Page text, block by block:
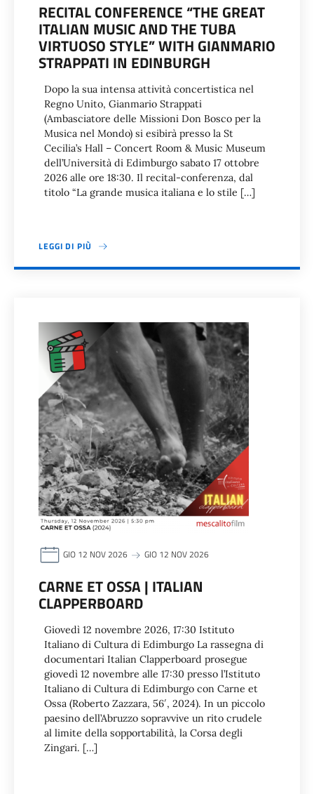
RECITAL CONFERENCE “THE GREAT
ITALIAN MUSIC AND THE TUBA
VIRTUOSO STYLE” WITH GIANMARIO
STRAPPATI IN EDINBURGH
Dopo la sua intensa attività concertistica nel
Regno Unito, Gianmario Strappati
(Ambasciatore delle Missioni Don Bosco per la
Musica nel Mondo) si esibirà presso la St
Cecilia’s Hall – Concert Room & Music Museum
dell’Università di Edimburgo sabato 17 ottobre
2026 alle ore 18:30. Il recital-conferenza, dal
titolo “La grande musica italiana e lo stile […]
LEGGI DI PIÙ
GIO 12 NOV 2026 GIO 12 NOV 2026
CARNE ET OSSA | ITALIAN
CLAPPERBOARD
Giovedì 12 novembre 2026, 17:30 Istituto
Italiano di Cultura di Edimburgo La rassegna di
documentari Italian Clapperboard prosegue
giovedì 12 novembre alle 17:30 presso l’Istituto
Italiano di Cultura di Edimburgo con Carne et
Ossa (Roberto Zazzara, 56′, 2024). In un piccolo
paesino dell’Abruzzo sopravvive un rito crudele
al limite della sopportabilità, la Corsa degli
Zingari. […]